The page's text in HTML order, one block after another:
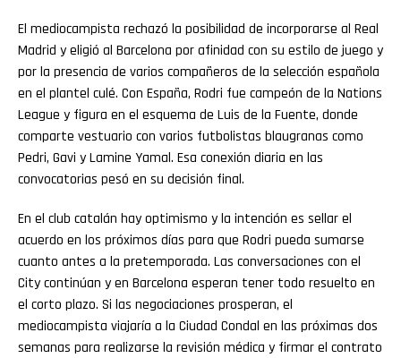
El mediocampista rechazó la posibilidad de incorporarse al Real
Madrid y eligió al Barcelona por afinidad con su estilo de juego y
por la presencia de varios compañeros de la selección española
en el plantel culé. Con España, Rodri fue campeón de la Nations
League y figura en el esquema de Luis de la Fuente, donde
comparte vestuario con varios futbolistas blaugranas como
Pedri, Gavi y Lamine Yamal. Esa conexión diaria en las
convocatorias pesó en su decisión final.
En el club catalán hay optimismo y la intención es sellar el
acuerdo en los próximos días para que Rodri pueda sumarse
cuanto antes a la pretemporada. Las conversaciones con el
City continúan y en Barcelona esperan tener todo resuelto en
el corto plazo. Si las negociaciones prosperan, el
mediocampista viajaría a la Ciudad Condal en las próximas dos
semanas para realizarse la revisión médica y firmar el contrato